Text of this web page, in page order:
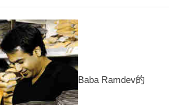
Baba Ramdev的